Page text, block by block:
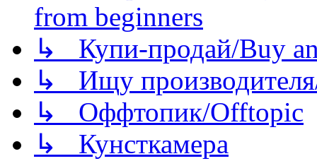
from beginners
↳ Купи-продай/Buy
↳ Ищу
↳ Оффтопик/Offtopic
↳ Кунсткамера